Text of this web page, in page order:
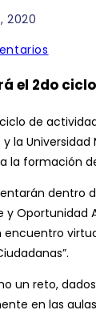
2020
el 2do
de
la
la formación
dentro
Oportunidad
encuentro
un reto,
en las